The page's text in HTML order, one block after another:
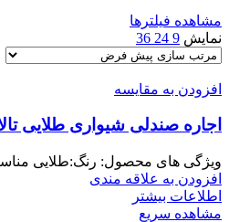
مشاهده فیلترها
نمایش 9
24
36
افزودن به مقایسه
اجاره صندلی شیواری طلایی
ویژگی های محصول: رنگ:طلایی مناسب:جشن
افزودن به علاقه مندی
اطلاعات بیشتر
مشاهده سریع